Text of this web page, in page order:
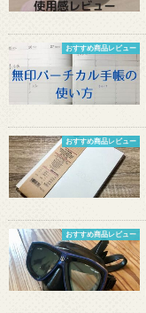
おすすめ商品レビュー
おすすめ商品レビュー
おすすめ商品レビュー